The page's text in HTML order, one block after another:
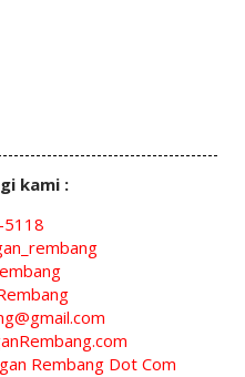
kami :
Rembang Dot Com